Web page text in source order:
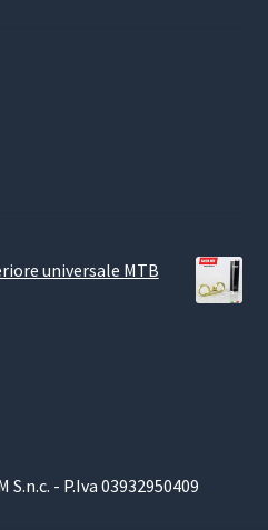
universale MTB
S.n.c. - P.Iva 03932950409